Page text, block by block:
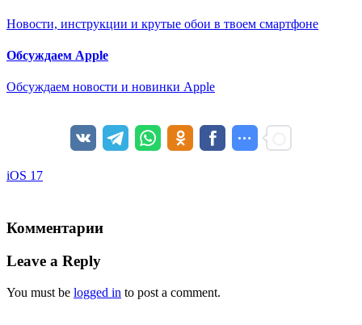
Новости, инструкции и крутые обои в твоем смартфоне
Обсуждаем Apple
Обсуждаем новости и новинки Apple
iOS 17
Комментарии
Leave a Reply
You must be logged in to post a comment.